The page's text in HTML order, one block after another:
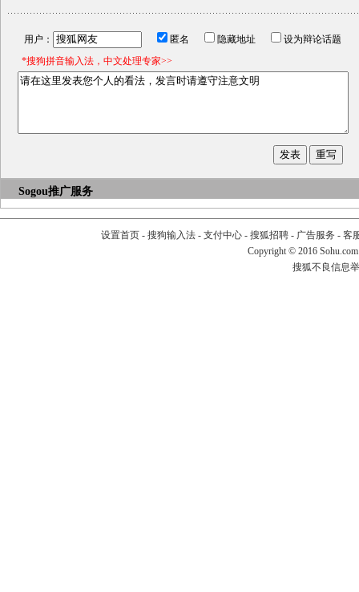
用户： 匿名 隐藏地址
设为辩论话题
*搜狗拼音输入法，中文处理专家>>
Sogou推广服务
设置首页- 搜狗输入法- 支付中心- 搜狐招聘- 广告服务 - 客
Copyright © 2016
搜狐不良信息